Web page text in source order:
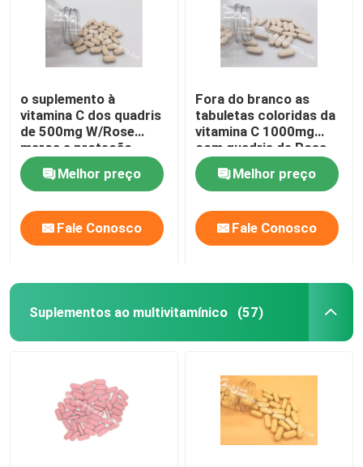
o suplemento à
vitamina C dos quadris
de 500mg W/Rose
marca a proteção
antioxidante CTDA da
saúde imuneMelhor preço
Fale Conosco
Fora do branco as
tabuletas coloridas da
vitamina C 1000mg
com quadris de Rosa
30mg marcam a saúde
imune CT1DMelhor preço
Fale Conosco
Suplementos ao multivitamínico (57)